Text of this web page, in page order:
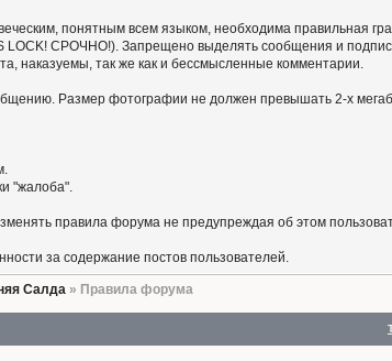
понятным всем языком, необходима правильная
СРОЧНО!). Запрещено выделять сообщения и
наказуемы, так же как и бессмысленные комментарии.
Размер фотографии не должен превышать 2-х
"жалоба".
правила форума не предупреждая об этом
за содержание постов пользователей.
Салда » Правила форума